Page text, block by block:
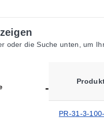
oder die Suche unten, um
PR-31-3-